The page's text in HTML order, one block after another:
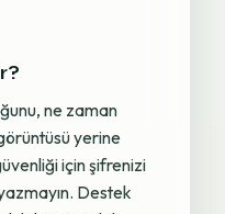
ne zaman
yerine
için şifrenizi
Destek